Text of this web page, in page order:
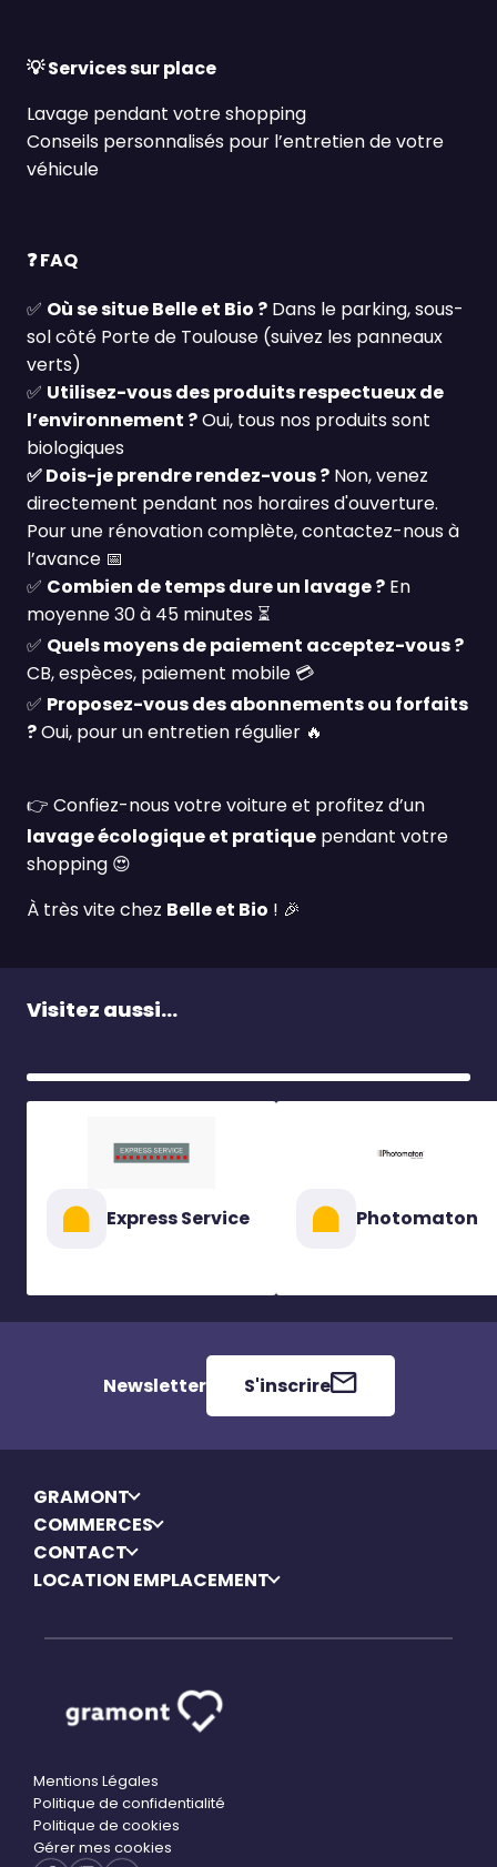
💡Services sur place
Lavage pendant votre shopping
Conseils personnalisés pour l’entretien de votre
véhicule
❓FAQ
✅ Oùse situe Belle et Bio ? Dans le parking, sous-
sol côté Porte de Toulouse (suivez les panneaux
verts)
✅ Utilisez-vous des produits respectueux de
l’environnement ?Oui, tous nos produits sont
biologiques
✅Dois-je prendre rendez-vous ? Non, venez
directement pendant nos horaires d'ouverture.
Pour une rénovation complète, contactez-nousà
l’avance 📅
✅ Combien de temps dure un lavage ? En
moyenne 30à 45 minutes ⏳
✅ Quels moyens de paiement acceptez-vous ?
CB, espèces, paiement mobile 💳
✅ Proposez-vous des abonnements ou forfaits
?Oui, pour un entretien régulier 🔥
👉 Confiez-nous votre voiture et profitez d’un
lavage écologique et pratique pendant votre
shopping 😍
À très vite chez Belle et Bio ! 🎉
Visitez aussi...
Express Service Photomaton
Newsletter S'inscrire
GRAMONT
COMMERCES
CONTACT
LOCATION EMPLACEMENT
Mentions Légales
Politique de confidentialité
Politique de cookies
Gérer mes cookies